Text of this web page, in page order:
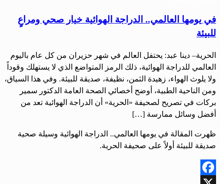
في يومها العالمي.. الدراجة الهوائية خيار صحي ومراعٍ
للبيئة
الحرية– دينا عبد: يحتفل العالم في شهر حزيران من كل عام باليوم
العالمي للدراجة الهوائية، ذلك الرمز المتواضع الذي لا يستهلك وقوداً
ولا يلوث الهواء، زهيدة الثمن، نظيفة، صديقة للبيئة. وفي هذا السياق،
ومن الناحية الطبية، أوضح أخصائي الصحة العامة الدكتور سمير
بركات في تصريح لصحيفة «الحرية» أن الدراجة الهوائية تعد من
أفضل وسائل ممارسة […]
ظهرت المقالة في يومها العالمي.. الدراجة الهوائية وسيلة صحية
صديقة للبيئة أولاً على صحيفة الحرية.